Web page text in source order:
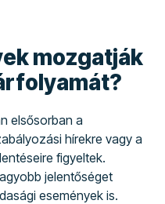
mozgatják
elsősorban a
hírekre vagy a
figyeltek.
jelentőséget
események is.